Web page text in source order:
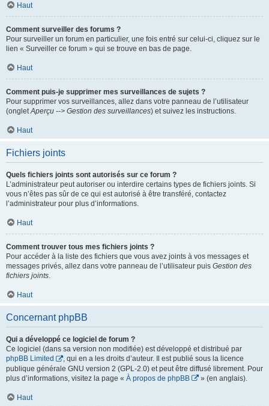
Haut
Comment surveiller des forums ?
Pour surveiller un forum en particulier, une fois entré sur celui-ci, cliquez sur le
lien « Surveiller ce forum » qui se trouve en bas de page.
Haut
Comment puis-je supprimer mes surveillances de sujets ?
Pour supprimer vos surveillances, allez dans votre panneau de l’utilisateur
(ongletAperçu --> Gestion des surveillances) et suivez les instructions.
Haut
Fichiers joints
Quels fichiers joints sont autorisés sur ce forum ?
L’administrateur peut autoriser ou interdire certains types de fichiers joints. Si
vous n’êtes pas sûr de ce qui est autorisé à être transféré, contactez
l’administrateur pour plus d’informations.
Haut
Comment trouver tous mes fichiers joints ?
Pour accéder à la liste des fichiers que vous avez joints à vos messages et
messages privés, allez dans votre panneau de l’utilisateur puis Gestion des
fichiers joints.
Haut
Concernant phpBB
Qui a développé ce logiciel de forum ?
Ce logiciel (dans sa version non modifiée) est développé et distribué par
phpBB Limited
, qui en a les droits d’auteur. Il est publié sous la licence
publique générale GNU version 2 (GPL-2.0) et peut être diffusé librement. Pour
plus d’informations, visitez la page « À propos de phpBB » (en anglais).
Haut